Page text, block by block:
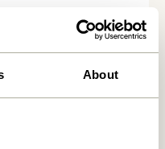
About
gefunden